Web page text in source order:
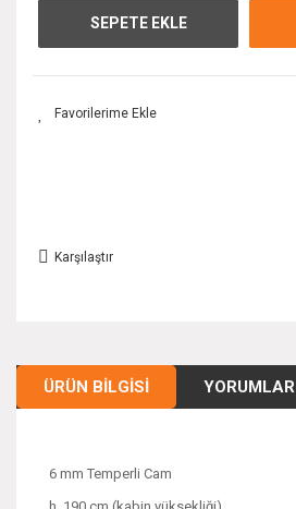
SEPETE EKLE
Karşılaştır
ÜRÜN BILGISI YORUMLAR
6 mm Temperli Cam